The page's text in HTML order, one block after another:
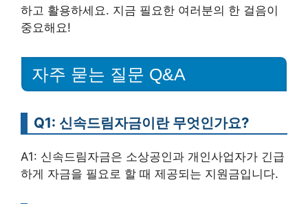
하고 활용하세요. 지금 필요한 여러분의 한 걸음이
중요해요!
자주 묻는 질문 Q&A
Q1: 신속드림자금이란 무엇인가요?
A1: 신속드림자금은 소상공인과 개인사업자가 긴급
하게 자금을 필요로 할 때 제공되는 지원금입니다.